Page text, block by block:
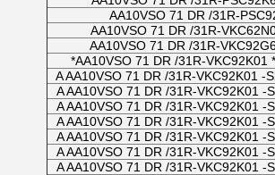
AA10VSO 71 DR /31R-
AA10VSO 71 DR /31R-VKC92K01
A AA10VSO 71 DR /31R-VKC92K01 -
A AA10VSO 71 DR /31R-VKC92K01 -
A AA10VSO 71 DR /31R-VKC92K01 -
A AA10VSO 71 DR /31R-VKC92K01 -
A AA10VSO 71 DR /31R-VKC92K01 -
A AA10VSO 71 DR /31R-VKC92K01 -
A AA10VSO 71 DR /31R-VKC92K01 -